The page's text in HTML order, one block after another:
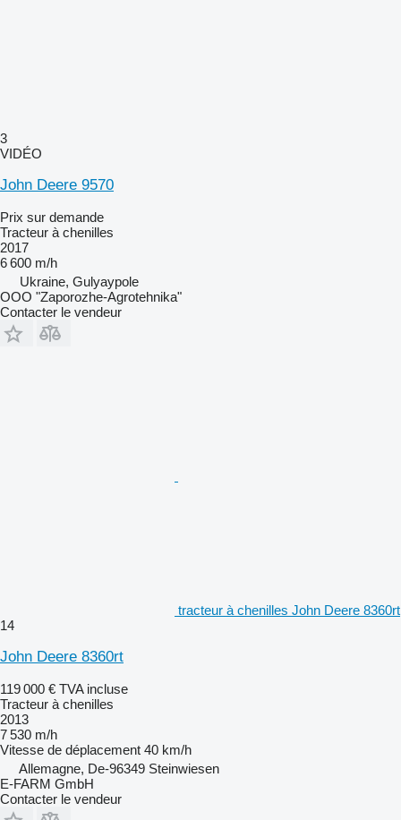
3
VIDÉO
John Deere 9570
Prix sur demande
Tracteur à chenilles
2017
6 600 m/h
Ukraine, Gulyaypole
OOO "Zaporozhe-Agrotehnika"
Contacter le vendeur
tracteur à chenilles John Deere 8360rt
14
John Deere 8360rt
119 000 € TVA incluse
Tracteur à chenilles
2013
7 530 m/h
Vitesse de déplacement 40 km/h
Allemagne, De-96349 Steinwiesen
E-FARM GmbH
Contacter le vendeur